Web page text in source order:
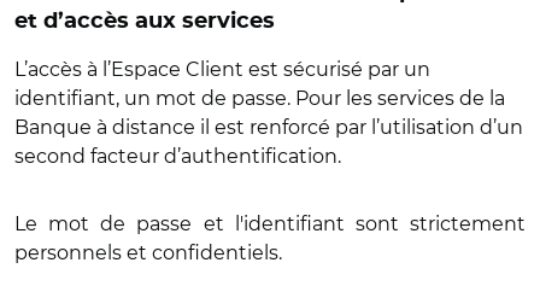
et d’accès aux services
L’accès à l’Espace Client est sécurisé par un
identifiant, un mot de passe. Pour les services de la
Banque à distance il est renforcé par l’utilisation d’un
second facteur d’authentification.
Le mot de passe et l'identifiant sont strictement
personnels et confidentiels.